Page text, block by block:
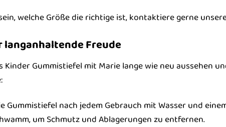
welche Größe die richtige ist, kontaktiere gerne
Freude
Kinder Gummistiefel mit Marie lange wie neu aussehen
Gummistiefel nach jedem Gebrauch mit Wasser und
um Schmutz und Ablagerungen zu entfernen.